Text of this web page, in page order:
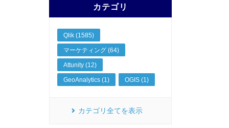
カテゴリ
Qlik (1585)
マーケティング (64)
Attunity (12)
GeoAnalytics (1) OGIS (1)
カテゴリ全てを表示